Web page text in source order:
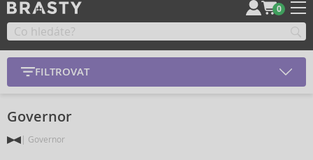
0
FILTROVAT
Governor
Governor